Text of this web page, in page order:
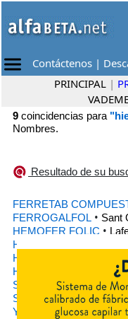
Contáctenos |
PRINCIPAL |
9 coincidencias para
Nombres.
Resultado de su
FERRETAB
FERROGALFOL • Sant
HEMOFER FOLIC •
HIERRO RICHET
HIERROQUICK 40
HIERROQUICK 80
SIDERBLUT FOLIC•
SULFATO FERROSO
YECTAFER TABS•